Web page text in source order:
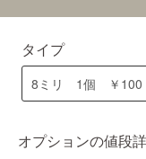
タイプ
オプションの値段